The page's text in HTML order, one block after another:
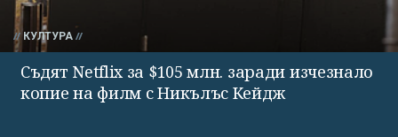
КУЛТУРА
Съдят Netflix за $105 млн. заради изчезнало
копие на филм с Никълъс Кейдж